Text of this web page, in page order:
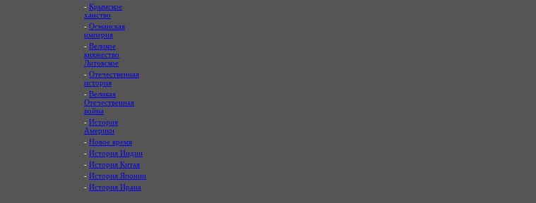
- Крымское
ханство
- Османская
империя
- Великое
княжество
Литовское
- Отечественная
история
- Великая
Отечественная
война
- История
Америки
- Новое время
- История Индии
- История Китая
- История Японии
- История Ирана